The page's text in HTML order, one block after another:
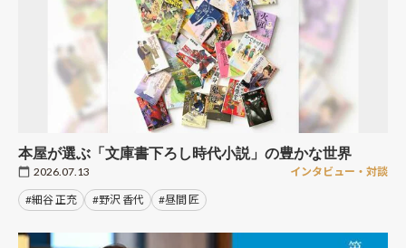
本屋が選ぶ「文庫書下ろし時代小説」の豊かな世界
2026.07.13 インタビュー・対談
#細谷 正充 #野沢 香代 #昼間 匠